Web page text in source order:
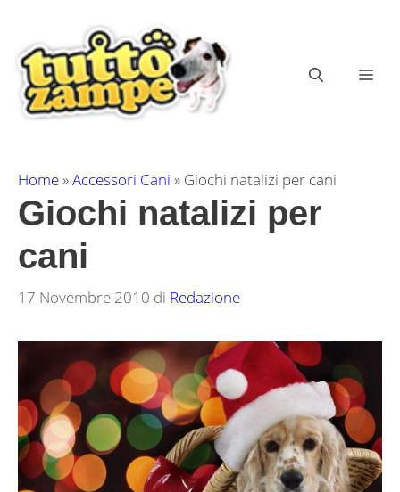
contenuto
Home»Accessori Cani » Giochi natalizi per cani
Giochi natalizi per
cani
17 Novembre 2010 di Redazione